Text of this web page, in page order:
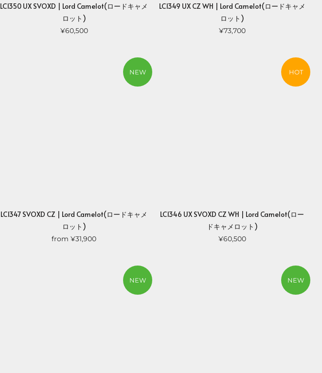
LC1350 UX SVOXD | Lord Camelot(ロードキャメ
ロット)
¥60,500
LC1349 UX CZ WH | Lord Camelot(ロードキャメ
ロット)
¥73,700
NEW
LC1347 SVOXD CZ | Lord Camelot(ロードキャメ
ロット)
from¥31,900
HOT
LC1346 UX SVOXD CZ WH | Lord Camelot(ロー
ドキャメロット)
¥60,500
NEW NEW